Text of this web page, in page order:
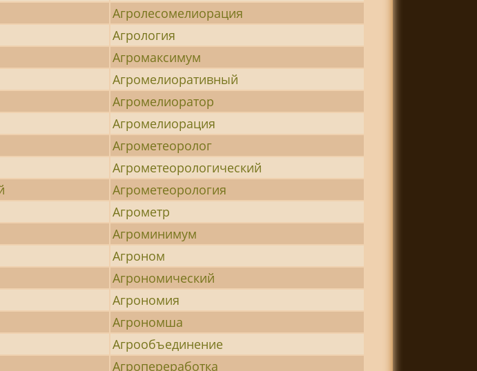
Агролесомелиорация
Агрология
Агромаксимум
Агромелиоративный
Агромелиоратор
Агромелиорация
Агрометеоролог
Агрометеорологический
Агрометеорология
Агрометр
Агроминимум
Агроном
Агрономический
Агрономия
Агрономша
Агрообъединение
Агропереработка